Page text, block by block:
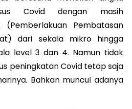
Covid dengan masih
(Pemberlakuan Pembatasan
dari sekala mikro hingga
level 3 dan 4. Namun tidak
peningkatan Covid tetap saja
Bahkan muncul adanya